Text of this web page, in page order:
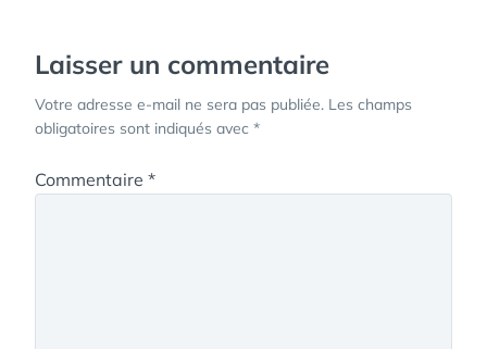
Laisser un commentaire
Votre adresse e-mail ne sera pas publiée. Les champs
obligatoires sont indiqués avec *
Commentaire *